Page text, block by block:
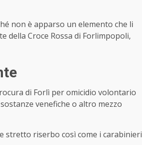
non è apparso un elemento che li
della Croce Rossa di Forlimpopoli,
di Forlì per omicidio volontario
venefiche o altro mezzo
stretto riserbo così come i carabinieri